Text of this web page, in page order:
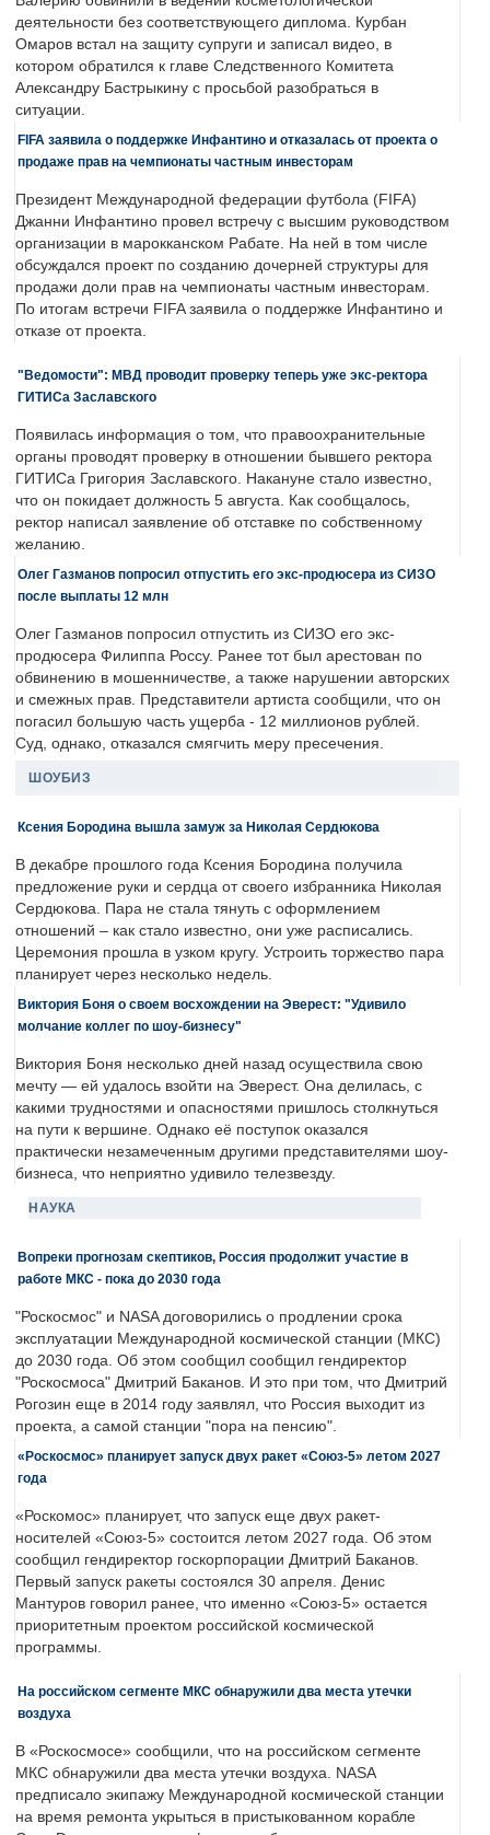
деятельности без соответствующего диплома. Курбан
Омаров встал на защиту супруги и записал видео, в
котором обратился к главе Следственного Комитета
Александру Бастрыкину с просьбой разобраться в
ситуации.
FIFA заявила о поддержке Инфантино и отказалась от проекта о
продаже прав на чемпионаты частным инвесторам
Президент Международной федерации футбола (FIFA)
Джанни Инфантино провел встречу с высшим руководством
организации в марокканском Рабате. На ней в том числе
обсуждался проект по созданию дочерней структуры для
продажи доли прав на чемпионаты частным инвесторам.
По итогам встречи FIFA заявила о поддержке Инфантино и
отказе от проекта.
"Ведомости": МВД проводит проверку теперь уже экс-ректора
ГИТИСа Заславского
Появилась информация о том, что правоохранительные
органы проводят проверку в отношении бывшего ректора
ГИТИСа Григория Заславского. Накануне стало известно,
что он покидает должность 5 августа. Как сообщалось,
ректор написал заявление об отставке по собственному
желанию.
Олег Газманов попросил отпустить его экс-продюсера из СИЗО
после выплаты 12 млн
Олег Газманов попросил отпустить из СИЗО его экс-
продюсера Филиппа Россу. Ранее тот был арестован по
обвинению в мошенничестве, а также нарушении авторских
и смежных прав. Представители артиста сообщили, что он
погасил большую часть ущерба - 12 миллионов рублей.
Суд, однако, отказался смягчить меру пресечения.
ШОУБИЗ
Ксения Бородина вышла замуж за Николая Сердюкова
В декабре прошлого года Ксения Бородина получила
предложение руки и сердца от своего избранника Николая
Сердюкова. Пара не стала тянуть с оформлением
отношений – как стало известно, они уже расписались.
Церемония прошла в узком кругу. Устроить торжество пара
планирует через несколько недель.
Виктория Боня о своем восхождении на Эверест: "Удивило
молчание коллег по шоу-бизнесу"
Виктория Боня несколько дней назад осуществила свою
мечту — ей удалось взойти на Эверест. Она делилась, с
какими трудностями и опасностями пришлось столкнуться
на пути к вершине. Однако её поступок оказался
практически незамеченным другими представителями шоу-
бизнеса, что неприятно удивило телезвезду.
НАУКА
Вопреки прогнозам скептиков, Россия продолжит участие в
работе МКС - пока до 2030 года
"Роскосмос" и NASA договорились о продлении срока
эксплуатации Международной космической станции (МКС)
до 2030 года. Об этом сообщил сообщил гендиректор
"Роскосмоса" Дмитрий Баканов. И это при том, что Дмитрий
Рогозин еще в 2014 году заявлял, что Россия выходит из
проекта, а самой станции "пора на пенсию".
«Роскосмос» планирует запуск двух ракет «Союз-5» летом 2027
года
«Роскомос» планирует, что запуск еще двух ракет-
носителей «Союз-5» состоится летом 2027 года. Об этом
сообщил гендиректор госкорпорации Дмитрий Баканов.
Первый запуск ракеты состоялся 30 апреля. Денис
Мантуров говорил ранее, что именно «Союз-5» остается
приоритетным проектом российской космической
программы.
На российском сегменте МКС обнаружили два места утечки
воздуха
В «Роскосмосе» сообщили, что на российском сегменте
МКС обнаружили два места утечки воздуха. NASA
предписало экипажу Международной космической станции
на время ремонта укрыться в пристыкованном корабле